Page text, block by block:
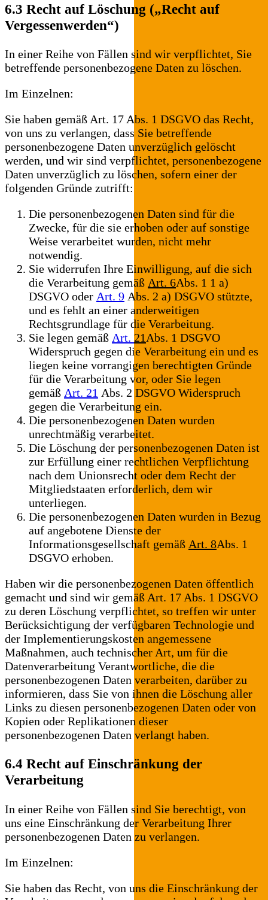
6.3 Recht auf Löschung („Recht auf
Vergessenwerden“)
In einer Reihe von Fällen sind wir verpflichtet, Sie
betreffende personenbezogene Daten zu löschen.
Im Einzelnen:
Sie haben gemäß Art. 17 Abs. 1 DSGVO das Recht,
von uns zu verlangen, dass Sie betreffende
personenbezogene Daten unverzüglich gelöscht
werden, und wir sind verpflichtet, personenbezogene
Daten unverzüglich zu löschen, sofern einer der
folgenden Gründe zutrifft:
Die personenbezogenen Daten sind für die
Zwecke, für die sie erhoben oder auf sonstige
Weise verarbeitet wurden, nicht mehr
notwendig.
Sie widerrufen Ihre Einwilligung, auf die sich
die Verarbeitung gemäß Art. 6Abs. 1 1 a)
DSGVO oder Art. 9 Abs. 2 a) DSGVO stützte,
und es fehlt an einer anderweitigen
Rechtsgrundlage für die Verarbeitung.
Sie legen gemäß Art. 21 Abs. 1 DSGVO
Widerspruch gegen die Verarbeitung ein und es
liegen keine vorrangigen berechtigten Gründe
für die Verarbeitung vor, oder Sie legen
gemäß Art. 21 Abs. 2 DSGVO Widerspruch
gegen die Verarbeitung ein.
Die personenbezogenen Daten wurden
unrechtmäßig verarbeitet.
Die Löschung der personenbezogenen Daten ist
zur Erfüllung einer rechtlichen Verpflichtung
nach dem Unionsrecht oder dem Recht der
Mitgliedstaaten erforderlich, dem wir
unterliegen.
Die personenbezogenen Daten wurden in Bezug
auf angebotene Dienste der
Informationsgesellschaft gemäß Art. 8Abs. 1
DSGVO erhoben.
Haben wir die personenbezogenen Daten öffentlich
gemacht und sind wir gemäß Art. 17 Abs. 1 DSGVO
zu deren Löschung verpflichtet, so treffen wir unter
Berücksichtigung der verfügbaren Technologie und
der Implementierungskosten angemessene
Maßnahmen, auch technischer Art, um für die
Datenverarbeitung Verantwortliche, die die
personenbezogenen Daten verarbeiten, darüber zu
informieren, dass Sie von ihnen die Löschung aller
Links zu diesen personenbezogenen Daten oder von
Kopien oder Replikationen dieser
personenbezogenen Daten verlangt haben.
6.4 Recht auf Einschränkung der
Verarbeitung
In einer Reihe von Fällen sind Sie berechtigt, von
uns eine Einschränkung der Verarbeitung Ihrer
personenbezogenen Daten zu verlangen.
Im Einzelnen:
Sie haben das Recht, von uns die Einschränkung der